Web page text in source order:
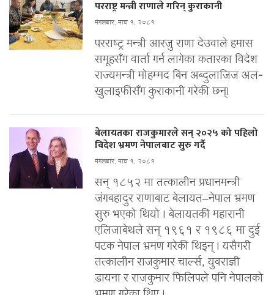
परराष्ट्र मन्त्री राणाले गरिन् कुराकानी
मंगलबार, माघ १, २०८१
परराष्ट्र मन्त्री आरजु राणा देउवाले हमास
समूहसँग वार्ता गर्न लागेका कतारका विदेश
राज्यमन्त्री मोहम्मद बिन अब्दुलाजिज अल‐
खुलाइफीसँग कुराकानी गरेकी छन्।
बेलायतका राजकुमारले सन् २०२५ को पहिलो
विदेश भ्रमण नेपालबाट सुरु गर्दै
मंगलबार, माघ १, २०८१
सन् १८५२ मा तत्कालीन प्रधानमन्त्री
जंगबहादुर राणाबाट बेलायत–नेपाल भ्रमण
सुरु भएको थियो । बेलायतकी महारानी
एलिजाबेथले सन् १९६१ र १९८६ मा दुई
पटक नेपाल भ्रमण गरेकी थिइन् । यसैगरी
तत्कालीन राजकुमार चार्ल्स, युवराज्ञी
डायना र राजकुमार फिलिपले पनि नेपालको